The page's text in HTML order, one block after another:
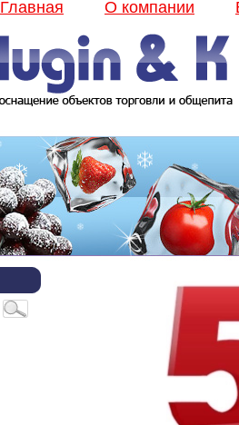
Главная О компании